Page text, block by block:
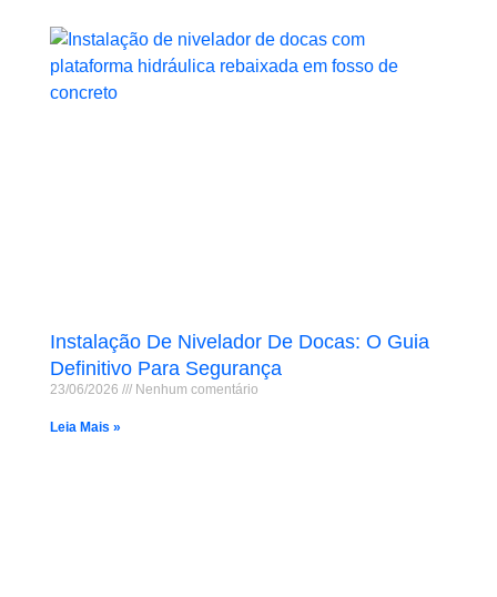
Instalação De Nivelador De Docas: O Guia
Definitivo Para Segurança
23/06/2026 Nenhum comentário
Leia Mais »